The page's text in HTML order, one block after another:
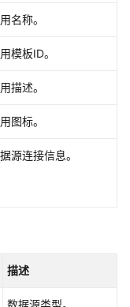
名称。
模板ID。
描述。
图标。
源连接信息。
描述
数据源类型。